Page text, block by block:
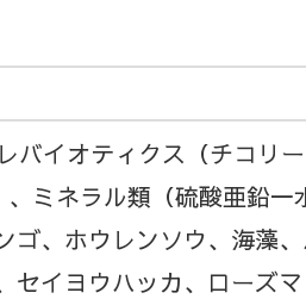
バイオティクス（チコリ
ミネラル類（硫酸亜鉛
、ホウレンソウ、海藻
セイヨウハッカ、ローズ